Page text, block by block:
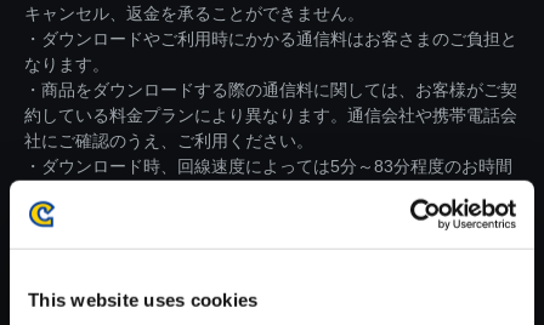
This website uses cookies
キャンセル、返金を承ることができません。
・ダウンロードやご利用時にかかる通信料はお客さまのご負担と
なります。
・商品をダウンロードする際の通信料に関しては、お客様がご契
約している料金プランにより異なります。通信会社や携帯電話会
社にご確認のうえ、ご利用ください。
・ダウンロード時、回線速度によっては5分～83分程度のお時間
※ご購入いただいたファイルのダウンロードの際には、通信環境